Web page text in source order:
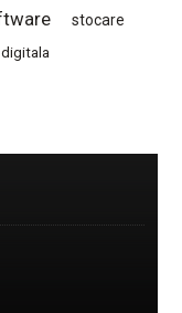
stocare